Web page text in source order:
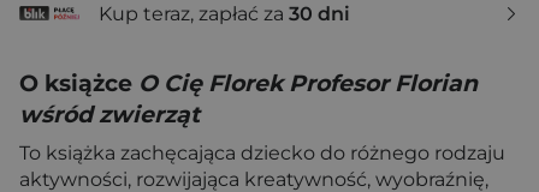
Kup teraz, zapłać za 30 dni
O książce O Cię Florek Profesor Florian
wśród zwierząt
To książka zachęcająca dziecko do różnego rodzaju
aktywności, rozwijająca kreatywność, wyobraźnię,